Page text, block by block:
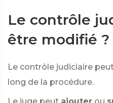
Le contrôle
être modifié ?
Le contrôle judiciaire
long de la procédure.